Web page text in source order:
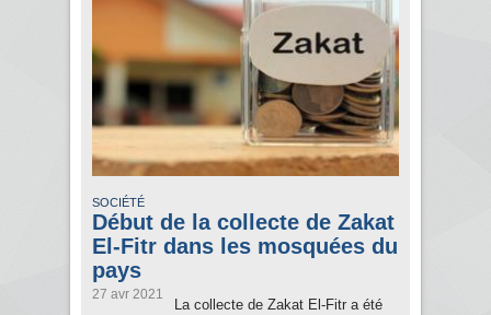
SOCIÉTÉ
Début de la collecte de Zakat
El-Fitr dans les mosquées du
pays
27 avr 2021
La collecte de Zakat El-Fitr a été